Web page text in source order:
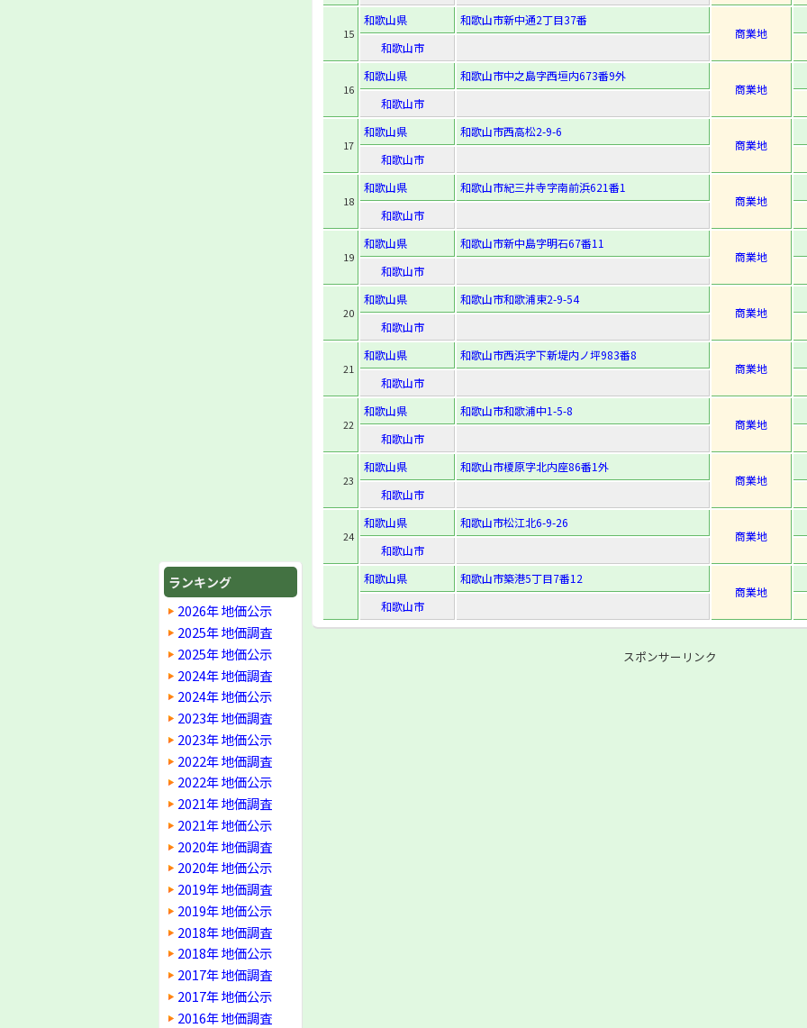
ランキング
2026年 地価公示
2025年 地価調査
2025年 地価公示
2024年 地価調査
2024年 地価公示
2023年 地価調査
2023年 地価公示
2022年 地価調査
2022年 地価公示
2021年 地価調査
2021年 地価公示
2020年 地価調査
2020年 地価公示
2019年 地価調査
2019年 地価公示
2018年 地価調査
2018年 地価公示
2017年 地価調査
2017年 地価公示
2016年 地価調査
15
和歌山県
和歌山市新中通2丁目37番
商業地
和歌山市
16
和歌山県
和歌山市中之島字西垣内673番9外
商業地
和歌山市
17
和歌山県
和歌山市西高松2-9-6
商業地
和歌山市
18
和歌山県
和歌山市紀三井寺字南前浜621番1
商業地
和歌山市
19
和歌山県
和歌山市新中島字明石67番11
商業地
和歌山市
20
和歌山県
和歌山市和歌浦東2-9-54
商業地
和歌山市
21
和歌山県
和歌山市西浜字下新堤内ノ坪983番8
商業地
和歌山市
22
和歌山県
和歌山市和歌浦中1-5-8
商業地
和歌山市
23
和歌山県
和歌山市榎原字北内座86番1外
商業地
和歌山市
24
和歌山県
和歌山市松江北6-9-26
商業地
和歌山市
和歌山県
和歌山市築港5丁目7番12
商業地
和歌山市
スポンサーリンク